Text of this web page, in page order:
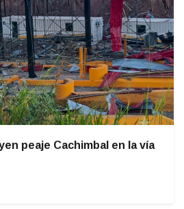
peaje Cachimbal en la vía